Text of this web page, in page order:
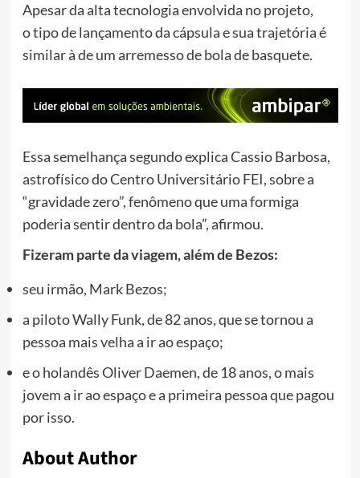
Apesar da alta tecnologia envolvida no projeto,
otipo de lançamento da cápsula e sua trajetória é
similar à de um arremesso de bola de basquete.
Essa semelhança segundo explica Cassio Barbosa,
astrofísico do Centro Universitário FEI, sobre a
“gravidade zero”, fenômeno que uma formiga
poderia sentir dentro da bola”, afirmou.
Fizeram parte da viagem, além de Bezos:
seu irmão, Mark Bezos;
a piloto Wally Funk, de 82 anos, que se tornou a
pessoa mais velha a ir ao espaço;
e o holandês Oliver Daemen, de 18 anos, o mais
jovem a ir ao espaço e a primeira pessoa que pagou
por isso.
About Author